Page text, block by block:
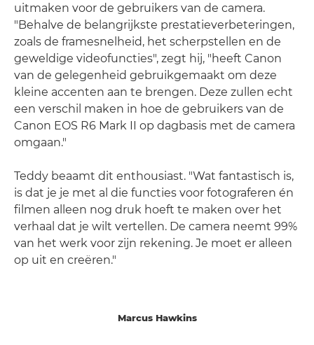
uitmaken voor de gebruikers van de camera.
"Behalve de belangrijkste prestatieverbeteringen,
zoals de framesnelheid, het scherpstellen en de
geweldige videofuncties", zegt hij, "heeft Canon
van de gelegenheid gebruikgemaakt om deze
kleine accenten aan te brengen. Deze zullen echt
een verschil maken in hoe de gebruikers van de
Canon EOS R6 Mark II op dagbasis met de camera
omgaan."
Teddy beaamt dit enthousiast. "Wat fantastisch is,
is dat je je met al die functies voor fotograferen én
filmen alleen nog druk hoeft te maken over het
verhaal dat je wilt vertellen. De camera neemt 99%
van het werk voor zijn rekening. Je moet er alleen
op uit en creëren."
Marcus Hawkins